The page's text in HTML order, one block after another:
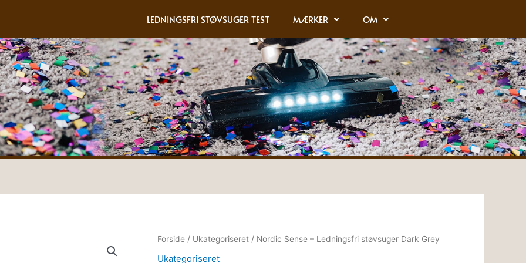
LEDNINGSFRI STØVSUGER TEST MÆRKER OM
Forside / Ukategoriseret / Nordic Sense – Ledningsfri støvsuger Dark Grey
Ukategoriseret